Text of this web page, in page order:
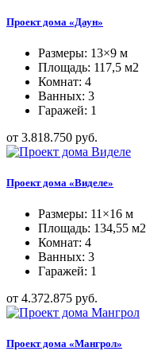
Проект дома «Даун»
Размеры: 13×9 м
Площадь: 117,5 м2
Комнат: 4
Ванных: 3
Гаражей: 1
от 3.818.750 руб.
Проект дома «Виделе»
Размеры: 11×16 м
Площадь: 134,55 м2
Комнат: 4
Ванных: 3
Гаражей: 1
от 4.372.875 руб.
Проект дома «Мангрол»